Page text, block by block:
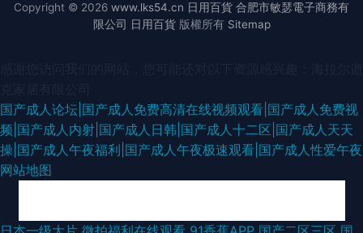
Copyright © 2026 www.lks54.cn 日用百貨 合肥市敏瑟電子商務有
限公司 日用百貨版權所有 Sitemap
国产成人论坛|国产成人免费高清在线视频观看|国产成人免费视
频|国产成人内射|国产成人日韩|国产成人十二区|国产成人天天
操|国产成人午夜福利|国产成人午夜极速观看|国产成人性爱午夜
网站地图
极品中文字幕国产视频 日韩精品国产自在欧美 电影天堂2025 日本中文字幕